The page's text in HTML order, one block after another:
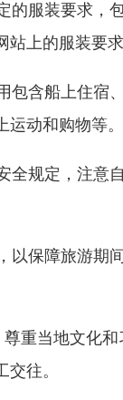
的服装要求，
站上的服装要
包含船上住宿
运动和购物等。
全规定，注意
以保障旅游期
重当地文化
往。